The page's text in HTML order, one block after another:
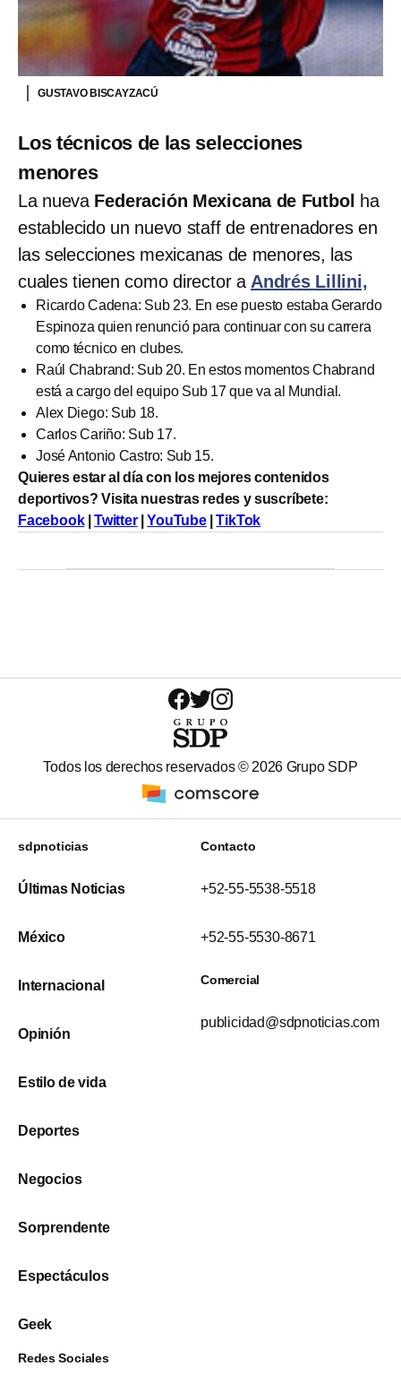
GUSTAVO BISCAYZACÚ
Los técnicos de las selecciones
menores
La nueva Federación Mexicana de Futbol
ha
establecido un nuevo staff de entrenadores en
las selecciones mexicanas de menores, las
cuales tienen como director a Andrés Lillini,
Ricardo Cadena: Sub 23. En ese puesto estaba Gerardo
Espinoza quien renunció para continuar con su carrera
como técnico en clubes.
Raúl Chabrand: Sub 20. En estos momentos Chabrand
está a cargo del equipo Sub 17 que va al Mundial.
Alex Diego: Sub 18.
Carlos Cariño: Sub 17.
José Antonio Castro: Sub 15.
Quieres estar al día con los mejores contenidos
deportivos? Visita nuestras redes y suscríbete:
Facebook|Twitter|YouTube|TikTok
Todos los derechos reservados © 2026 Grupo SDP
sdpnoticias
Últimas Noticias
México
Internacional
Opinión
Estilo de vida
Deportes
Negocios
Sorprendente
Espectáculos
Geek
Contacto
+52-55-5538-5518
+52-55-5530-8671
Comercial
publicidad@sdpnoticias.com
Redes Sociales